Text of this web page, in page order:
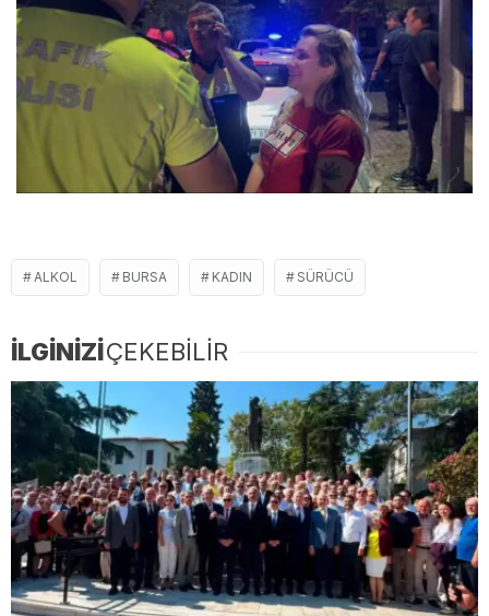
ALKOL BURSA KADIN SÜRÜCÜ
İLGİNİZİÇEKEBİLİR